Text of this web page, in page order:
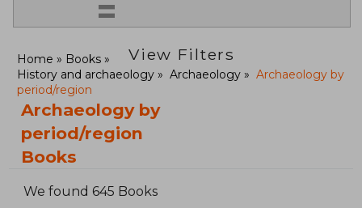
=
View Filters
Home
Books
History and archaeology
Archaeology
Archaeology by
period/region
Archaeology by
period/region
Books
We found 645 Books